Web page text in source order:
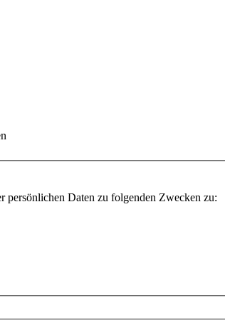
persönlichen Daten zu folgenden Zwecken zu: